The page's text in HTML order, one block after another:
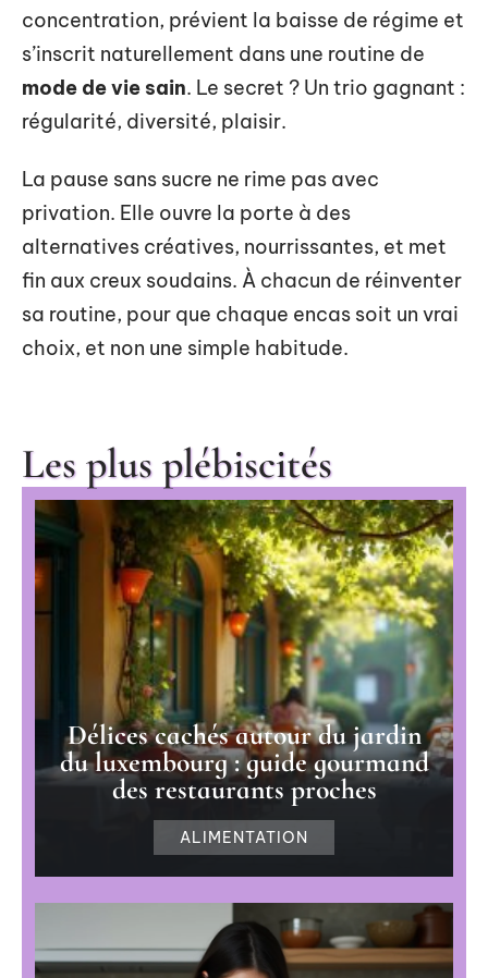
concentration, prévient la baisse de régime et
s’inscrit naturellement dans une routine de
mode de vie sain. Le secret ? Un trio gagnant :
régularité, diversité, plaisir.
La pause sans sucre ne rime pas avec
privation. Elle ouvre la porte à des
alternatives créatives, nourrissantes, et met
fin aux creux soudains. À chacun de réinventer
sa routine, pour que chaque encas soit un vrai
choix, et non une simple habitude.
Les plus plébiscités
Délices cachés autour du jardin
du luxembourg : guide gourmand
des restaurants proches
ALIMENTATION